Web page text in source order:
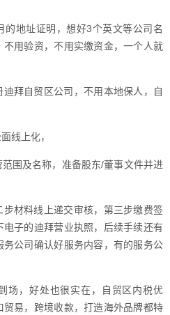
的地址证明，想好3个英文等公司名
用验资，不用实缴资金，一个人就
拜自贸区公司，不用本地保人，自
线上化，
围及名称，准备股东/董事文件并进
材料线上递交审核，第三步缴费签
子的迪拜营业执照，后续手续还有
公司确认好服务内容，有的服务公
场，好处也很实在，自贸区内税优
易，跨境收款，打造海外品牌都特